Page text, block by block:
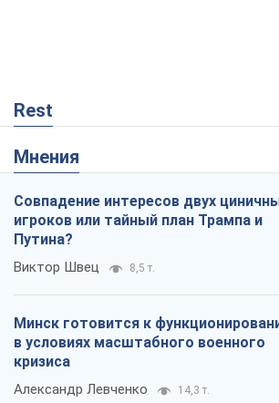
Rest
Мнения
Совпадение интересов двух
игроков или тайный план Трампа и
Путина?
Виктор Швец 8,5 т.
Минск готовится к
в условиях масштабного военного
кризиса
Александр Левченко 14,3 т.